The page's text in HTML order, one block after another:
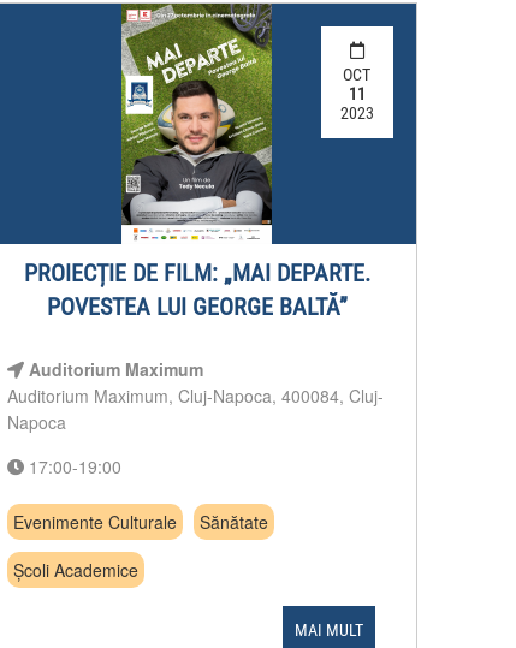
OCT
11
2023
PROIECȚIE DE FILM: „MAI DEPARTE.
POVESTEA LUI GEORGE BALTĂ”
Auditorium Maximum
Auditorium Maximum, Cluj-Napoca, 400084, Cluj-
Napoca
17:00-19:00
Evenimente Culturale
Sănătate
Școli Academice
MAI MULT